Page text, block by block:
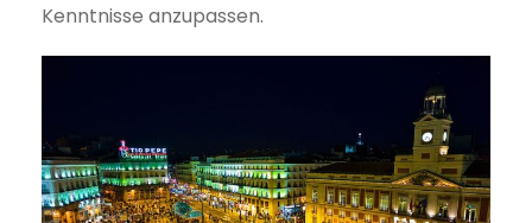
Kenntnisse anzupassen.